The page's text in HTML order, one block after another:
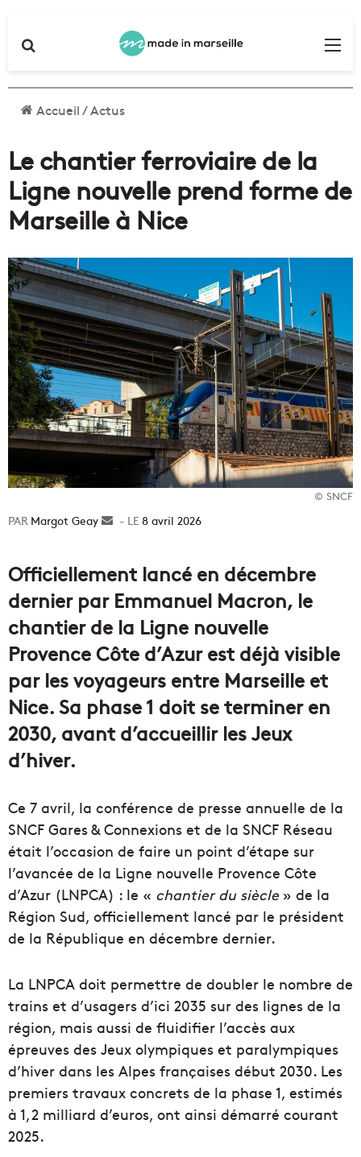
Accueil/Actus
Le chantier ferroviaire de la
Ligne nouvelle prend forme de
Marseille à Nice
© SNCF
Margot Geay
Envoyer8 avril 2026
Officiellement lancé en décembre
dernier par Emmanuel Macron, le
chantier de la Ligne nouvelle
Provence Côte d’Azur est déjà visible
par les voyageurs entre Marseille et
Nice. Sa phase 1 doit se terminer en
2030, avant d’accueillir les Jeux
d’hiver.
Ce 7 avril, la conférence de presse annuelle de la
SNCF Gares & Connexions et de la SNCF Réseau
était l’occasion de faire un point d’étape sur
l’avancée de la Ligne nouvelle Provence Côte
d’Azur (LNPCA) : le « chantier du siècle» de la
Région Sud, officiellement lancé par le président
de la République en décembre dernier.
La LNPCA doit permettre de doubler le nombre de
trains et d’usagers d’ici 2035 sur des lignes de la
région, mais aussi de fluidifier l’accès aux
épreuves des Jeux olympiques et paralympiques
d’hiver dans les Alpes françaises début 2030. Les
premiers travaux concrets de la phase 1, estimés
à 1,2 milliard d’euros, ont ainsi démarré courant
2025.